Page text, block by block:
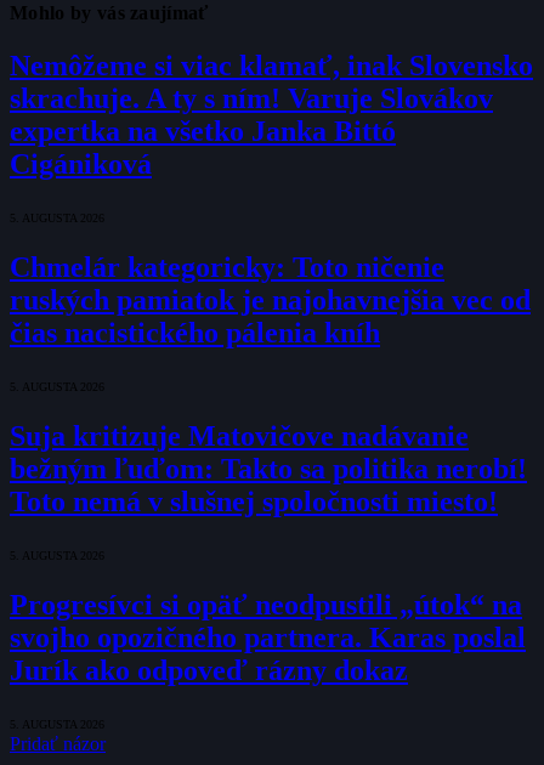
Mohlo by vás zaujímať
Nemôžeme si viac klamať, inak Slovensko
skrachuje. A ty s ním! Varuje Slovákov
expertka na všetko Janka Bittó
Cigániková
5. AUGUSTA 2026
Chmelár kategoricky: Toto ničenie
ruských pamiatok je najohavnejšia vec od
čias nacistického pálenia kníh
5. AUGUSTA 2026
Suja kritizuje Matovičove nadávanie
bežným ľuďom: Takto sa politika nerobí!
Toto nemá v slušnej spoločnosti miesto!
5. AUGUSTA 2026
Progresívci si opäť neodpustili „útok“ na
svojho opozičného partnera. Karas poslal
Jurík ako odpoveď rázny dokaz
5. AUGUSTA 2026
Pridať názor